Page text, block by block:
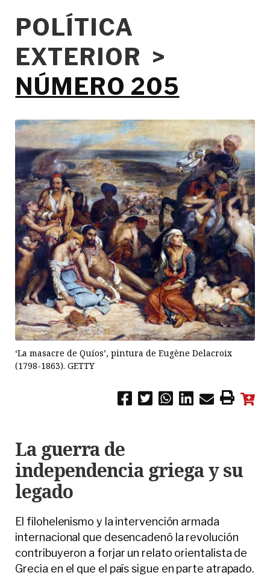
POLÍTICA
EXTERIOR >
NÚMERO 205
‘La masacre de Quíos’, pintura de Eugène Delacroix
(1798-1863). GETTY
La guerra de
independencia griega y su
legado
El filohelenismo y la intervención armada
internacional que desencadenó la revolución
contribuyeron a forjar un relato orientalista de
Grecia en el que el país sigue en parte atrapado.